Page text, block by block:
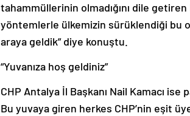
tahammüllerinin olmadığını dile
yöntemlerle ülkemizin sürüklendiği bu
araya geldik” diye konuştu.
“Yuvanıza hoş geldiniz”
CHP Antalya İl Başkanı Nail Kamacı
Bu yuvaya giren herkes CHP’nin eşit